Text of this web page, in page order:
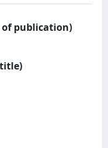
of publication)